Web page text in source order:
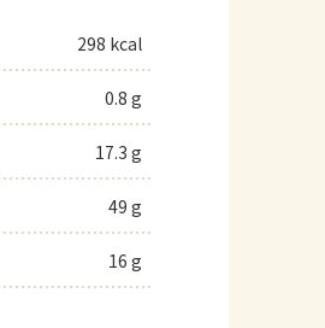
298 kcal
0.8 g
17.3 g
49 g
16 g